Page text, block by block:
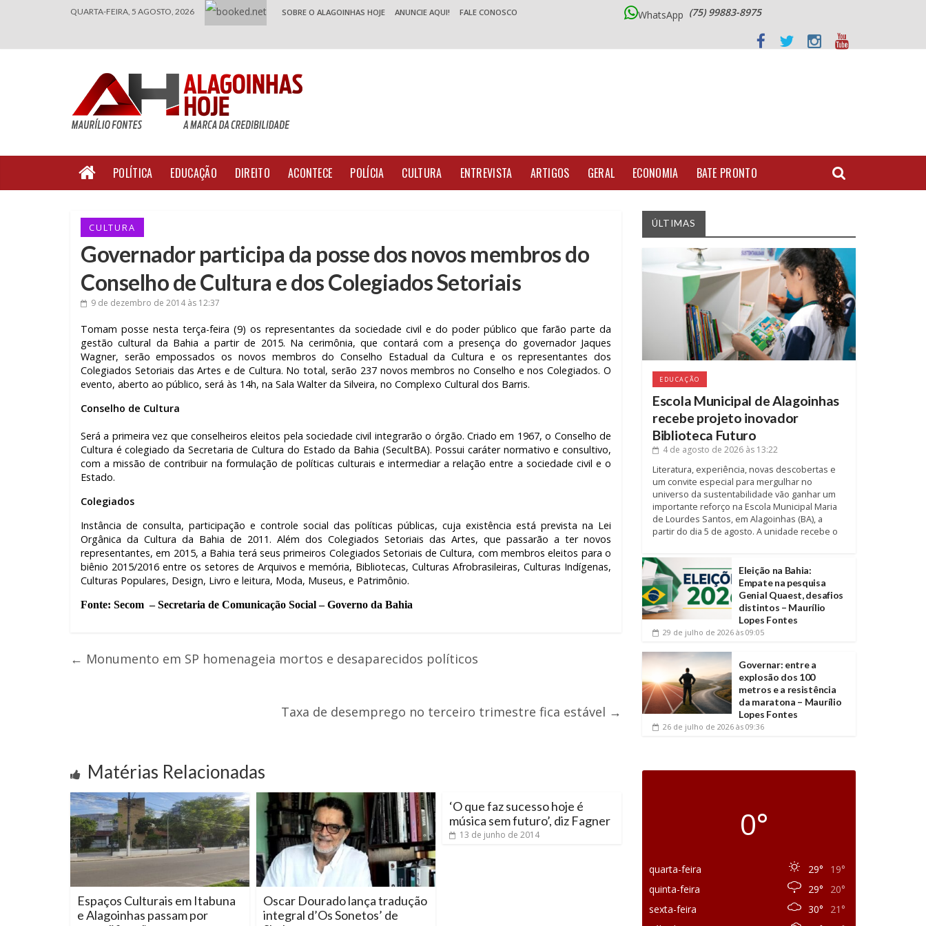
QUARTA-FEIRA, 5 AGOSTO, 2026 SOBRE O ALAGOINHAS HOJE ANUNCIE AQUI! FALE CONOSCO WhatsApp (75) 99883-8975
POLÍTICA EDUCAÇÃO DIREITO ACONTECE POLÍCIA CULTURA ENTREVISTA ARTIGOS GERAL ECONOMIA BATE PRONTO
CULTURA
Governador participa da posse dos novos membros do
Conselho de Cultura e dos Colegiados Setoriais
9 de dezembro de 2014às 12:37
Tomam posse nesta terça-feira (9) os representantes da sociedade civil e do poder público que farão parte da
gestão cultural da Bahia a partir de 2015. Na cerimônia, que contará com a presença do governador Jaques
Wagner, serão empossados os novos membros do Conselho Estadual da Cultura e os representantes dos
Colegiados Setoriais das Artes e de Cultura. No total, serão 237 novos membros no Conselho e nos Colegiados. O
evento, aberto ao público, será às 14h, na Sala Walter da Silveira, no Complexo Cultural dos Barris.
Conselho de Cultura
Será a primeira vez que conselheiros eleitos pela sociedade civil integrarão o órgão. Criado em 1967, o Conselho de
Cultura é colegiado da Secretaria de Cultura do Estado da Bahia (SecultBA). Possui caráter normativo e consultivo,
com a missão de contribuir na formulação de políticas culturais e intermediar a relação entre a sociedade civil e o
Estado.
Colegiados
Instância de consulta, participação e controle social das políticas públicas, cuja existência está prevista na Lei
Orgânica da Cultura da Bahia de 2011. Além dos Colegiados Setoriais das Artes, que passarão a ter novos
representantes, em 2015, a Bahia terá seus primeiros Colegiados Setoriais de Cultura, com membros eleitos para o
biênio 2015/2016 entre os setores de Arquivos e memória, Bibliotecas, Culturas Afrobrasileiras, Culturas Indígenas,
Culturas Populares, Design, Livro e leitura, Moda, Museus, e Patrimônio.
Fonte: Secom – Secretaria de Comunicação Social – Governo da Bahia
← Monumento em SP homenageia mortos e desaparecidos políticos
Taxa de desemprego no terceiro trimestre fica estável →
Matérias Relacionadas
Espaços Culturais em Itabuna
e Alagoinhas passam por
Oscar Dourado lança tradução
integral d’Os Sonetos’ de
‘O que faz sucesso hoje é
música sem futuro’, diz Fagner
13 de junho de 2014
ÚLTIMAS
EDUCAÇÃO
Escola Municipal de Alagoinhas
recebe projeto inovador
Biblioteca Futuro
4 de agosto de 2026 às 13:22
Literatura, experiência, novas descobertas e
um convite especial para mergulhar no
universo da sustentabilidade vão ganhar um
importante reforço na Escola Municipal Maria
de Lourdes Santos, em Alagoinhas (BA), a
partir do dia 5 de agosto. A unidade recebe o
Eleição na Bahia:
Empate na pesquisa
Genial Quaest, desafios
distintos – Maurílio
Lopes Fontes
29 de julho de 2026 às 09:05
Governar: entre a
explosão dos 100
metros e a resistência
da maratona – Maurílio
Lopes Fontes
26 de julho de 2026 às 09:36
0°
quarta-feira 29°
19°
quinta-feira
29°
20°
sexta-feira
30°
21°